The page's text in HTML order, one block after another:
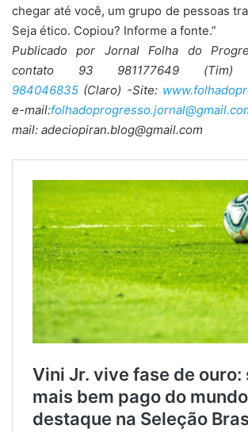
chegar até você, um grupo de pessoas
Seja ético. Copiou? Informe a fonte.”
Publicado por Jornal Folha do
contato 93 981177649 (Tim)
984046835 (Claro) -Site:
e-mail:
mail: adeciopiran.blog@gmail.com